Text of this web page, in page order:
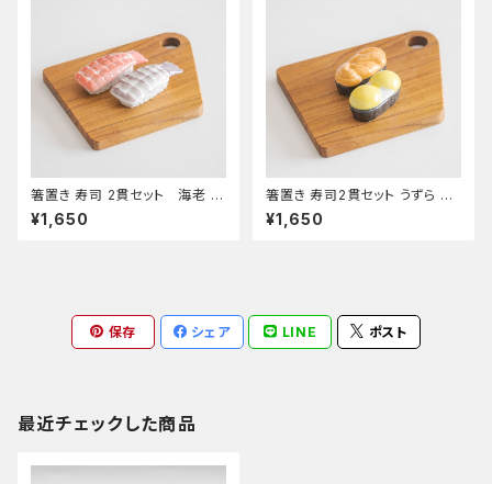
箸置き 寿司 2貫セット 海老 し
ゃこ カッティングボード付き
¥1,650
箸置き 寿司2貫セット うずら う
に カッティングボード付き
¥1,650
保存 シェア LINE ポスト
最近チェックした商品